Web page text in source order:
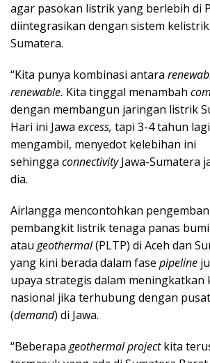
agar pasokan listrik yang berlebih di
diintegrasikan dengan sistem
Sumatera.
“Kita punya kombinasi antara
renewable. Kita tinggal menambah
dengan membangun jaringan listrik
Hari ini Jawa excess, tapi 3-4 tahun lagi
mengambil, menyedot kelebihan ini
sehingga connectivityJawa-Sumatera
dia.
Airlangga mencontohkan
pembangkit listrik tenaga panas bumi
atau geothermal(PLTP) di Aceh dan
yang kini berada dalam fase pipeline
upaya strategis dalam meningkatkan
nasional jika terhubung dengan
(demand) di Jawa.
“Beberapa geothermal projectkita